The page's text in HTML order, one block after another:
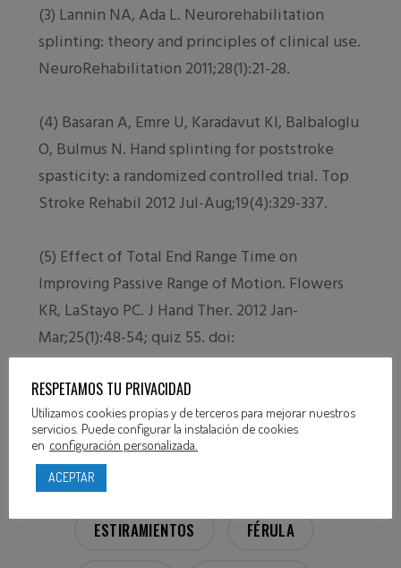
(3) Lannin NA, Ada L. Neurorehabilitation
splinting: theory and principles of clinical use.
NeuroRehabilitation 2011;28(1):21-28.
(4) Basaran A, Emre U, Karadavut KI, Balbaloglu
O, Bulmus N. Hand splinting for poststroke
spasticity: a randomized controlled trial. Top
Stroke Rehabil 2012 Jul-Aug;19(4):329-337.
(5) Effect of Total End Range Time on
Improving Passive Range of Motion. Flowers
KR, LaStayo PC. J Hand Ther. 2012 Jan-
Mar;25(1):48-54; quiz 55. doi:
10.1016/j.jht.2011.12.003.
ESTIRAMIENTOS FÉRULA
RESPETAMOS TU PRIVACIDAD
Utilizamos cookies propias y de terceros para mejorar nuestros
servicios. Puede configurar la instalación de cookies
en configuración personalizada.
ACEPTAR